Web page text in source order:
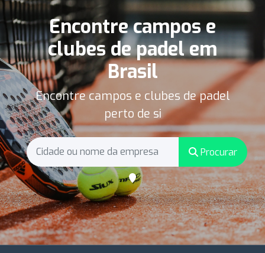
Encontre campos e
clubes de padel em
Brasil
Encontre campos e clubes de padel
perto de si
Procurar